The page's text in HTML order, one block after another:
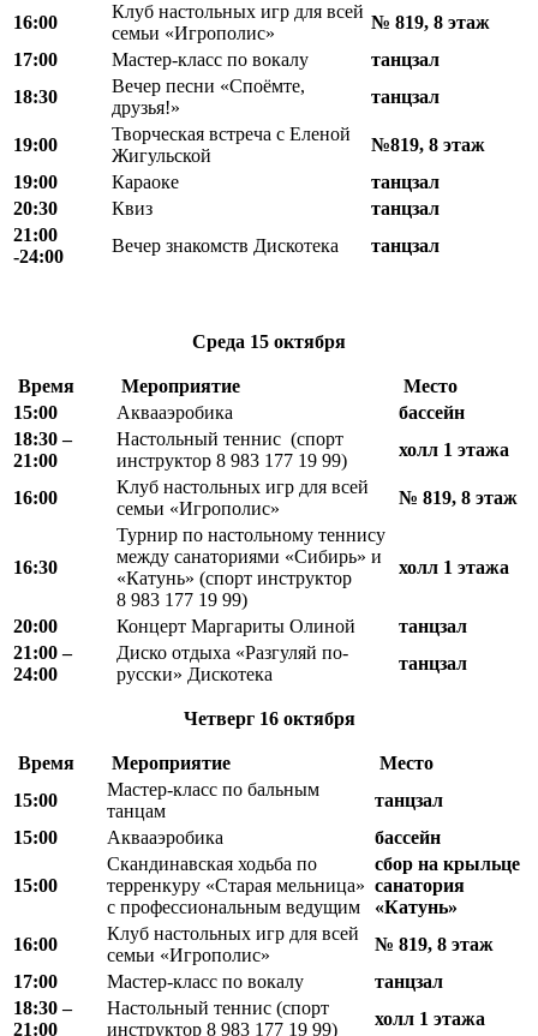
16:00
Клуб настольных игр для всей
семьи «Игрополис»
№ 819, 8 этаж
17:00
Мастер-класс по вокалу
танцзал
18:30
Вечер песни «Споёмте,
друзья!»
танцзал
19:00
Творческая встреча с Еленой
Жигульской
№819, 8 этаж
19:00
Караоке
танцзал
20:30
Квиз
танцзал
21:00
-24:00
Вечер знакомств Дискотека танцзал
Среда 15 октября
Время Мероприятие
Место
15:00
Аквааэробика
бассейн
18:30 –
21:00
Настольный теннис (спорт
инструктор 8 983 177 19 99)
холл 1 этажа
16:00
Клуб настольных игр для всей
семьи «Игрополис»
№ 819, 8 этаж
16:30
Турнир по настольному теннису
между санаториями «Сибирь» и
«Катунь» (спорт инструктор
8 983 177 19 99)
холл 1 этажа
20:00 Концерт Маргариты Олиной
танцзал
21:00 –
24:00
Диско отдыха «Разгуляй по-
русски» Дискотека
танцзал
Четверг 16 октября
Время Мероприятие
Место
15:00
Мастер-класс по бальным
танцам
танцзал
15:00
Аквааэробика бассейн
15:00
Скандинавская ходьба по
терренкуру «Старая мельница»
с профессиональным ведущим
сбор на крыльце
санатория
«Катунь»
16:00
Клуб настольных игр для всей
семьи «Игрополис»
№ 819, 8 этаж
17:00
Мастер-класс по вокалу
танцзал
18:30 –
21:00
Настольный теннис (спорт
инструктор 8 983 177 19 99)
холл 1 этажа